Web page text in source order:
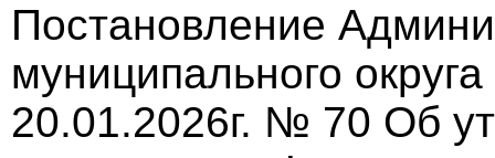
Постановление
муниципального
20.01.2026г. № 70 Об